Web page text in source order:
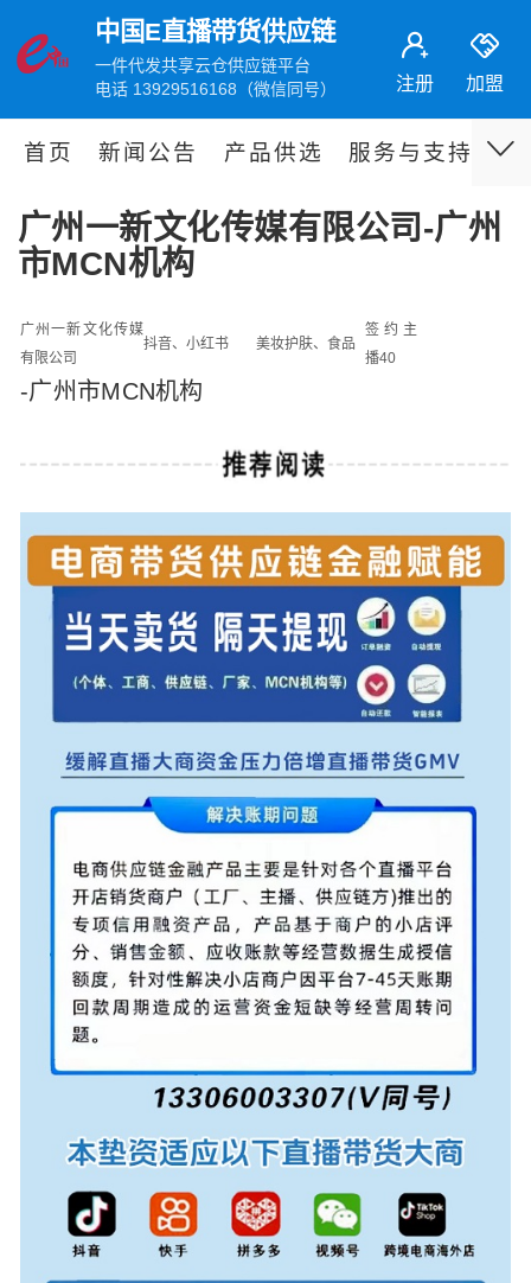
中国E直播带货供应链
一件代发共享云仓供应链平台
电话 13929516168（微信同号）
注册 加盟
首页 新闻公告 产品供选 服务与支持 伙
广州一新文化传媒有限公司-广州
市MCN机构
广州一新文化传媒
有限公司
抖音、小红书 美妆护肤、食品
签约主
播40
-广州市MCN机构